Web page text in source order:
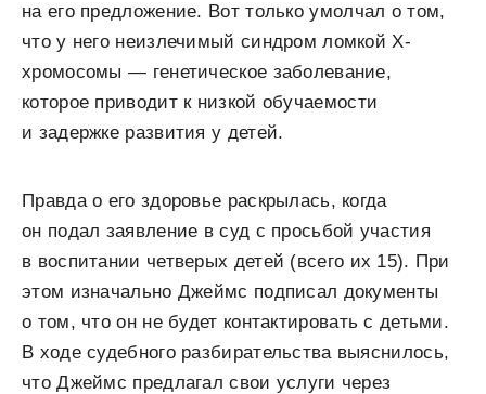
на его предложение. Вот только умолчал о том,
что у него неизлечимый синдром ломкой Х-
хромосомы — генетическое заболевание,
которое приводит к низкой обучаемости
и задержке развития у детей.
Правда о его здоровье раскрылась, когда
он подал заявление в суд с просьбой участия
в воспитании четверых детей (всего их 15). При
этом изначально Джеймс подписал документы
о том, что он не будет контактировать с детьми.
В ходе судебного разбирательства выяснилось,
что Джеймс предлагал свои услуги через